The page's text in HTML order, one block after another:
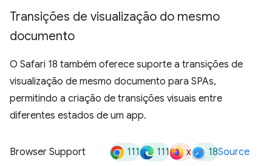
Transições de visualização do mesmo
documento
O Safari 18 também oferece suporte a transições de
visualização de mesmo documento para SPAs,
permitindo a criação de transições visuais entre
diferentes estados de um app.
Browser Support 111 111 x 18Source